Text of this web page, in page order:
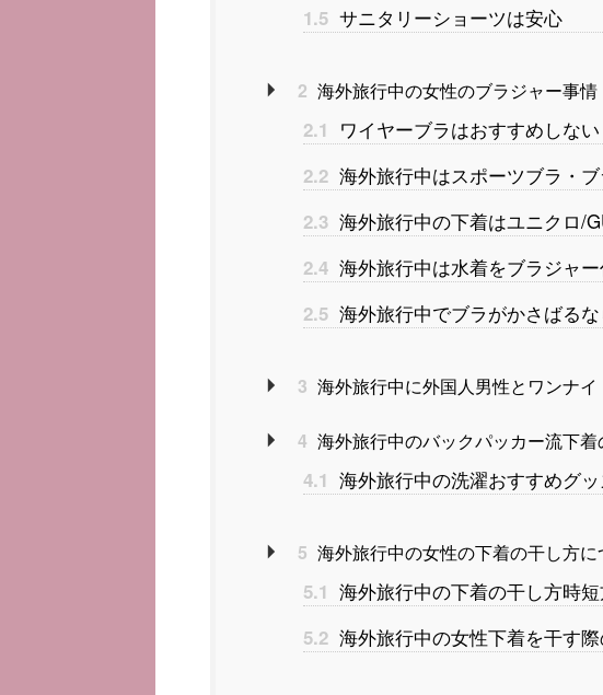
1.5 サニタリーショーツは安心
2 海外旅行中の女性のブラジャー事情
2.1 ワイヤーブラはおすすめしない
2.2 海外旅行中はスポーツブラ・
2.3 海外旅行中の下着はユニクロ/
2.4 海外旅行中は水着をブラジャ
2.5 海外旅行中でブラがかさばる
3 海外旅行中に外国人男性とワンナ
4 海外旅行中のバックパッカー流下
4.1 海外旅行中の洗濯おすすめグ
5 海外旅行中の女性の下着の干し方に
5.1 海外旅行中の下着の干し方時
5.2 海外旅行中の女性下着を干す